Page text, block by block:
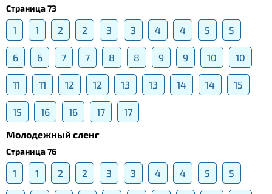
Страница 73
1 1 2 2 3 3 4 4 5 5
6 6 7 7 8 8 9 9 10 10
11 11 12 12 13 13 14 14 15
15 16 16 17
17
Молодежный сленг
Страница 76
1 1 2 2 3 3 4 4 5 5